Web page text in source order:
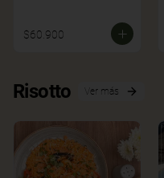
$60.900
Risotto Ver más